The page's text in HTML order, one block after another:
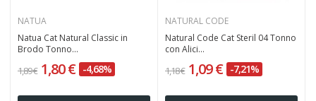
NATUA
Natua Cat Natural Classic in
Brodo Tonno...
1,89 € 1,80 € -4,68%
NATURAL CODE
Natural Code Cat Steril 04 Tonno
con Alici...
1,18 € 1,09 € -7,21%